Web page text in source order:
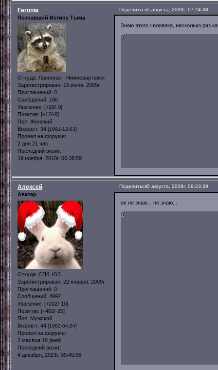
Поделиться5 августа, 2009г. 07:24:38
Feronia
Познавший Истину Тьмы
Откуда: Лангепас - Нижневартовск
Зарегистрирован: 15 июня, 2009г.
Приглашений: 0
Сообщений: 160
Уважение: [+19/-0]
Позитив: [+12/-0]
Пол: Женский
Возраст: 34 [1991-12-03]
Провел на форуме:
2 дня 21 час
Последний визит:
19 ноября, 2010г. 06:38:59
Знаю этого человека, несколько раз
0
Поделиться5 августа, 2009г. 09:23:39
Алексей
Аватар
Откуда: СПб, ЮЗ
Зарегистрирован: 22 января, 2009г.
Приглашений: 0
Сообщений: 4992
Уважение: [+202/-10]
Позитив: [+462/-25]
Пол: Мужской
Возраст: 44 [1982-04-24]
Провел на форуме:
2 месяца 10 дней
Последний визит:
4 декабря, 2023г. 00:49:06
ох не знаю... не знаю...
0